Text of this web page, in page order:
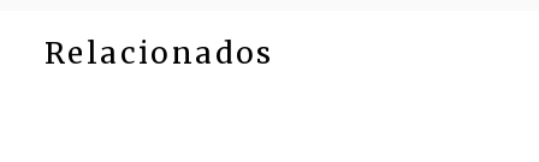
Relacionados